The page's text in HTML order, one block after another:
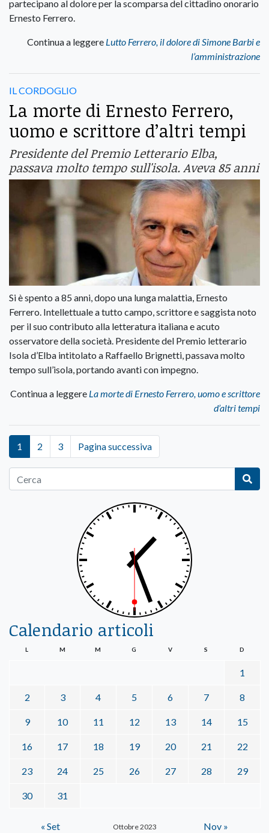
partecipano al dolore per la scomparsa del cittadino onorario
Ernesto Ferrero.
Continua a leggere Lutto Ferrero, il dolore di Simone Barbi e
l’amministrazione
IL CORDOGLIO
La morte di Ernesto Ferrero,
uomo e scrittore d’altri tempi
Presidente del Premio Letterario Elba,
passava molto tempo sull'isola. Aveva 85 anni
Si è spento a 85 anni, dopo una lunga malattia, Ernesto
Ferrero. Intellettuale a tutto campo, scrittore e saggista noto
per il suo contributo alla letteratura italiana e acuto
osservatore della società. Presidente del Premio letterario
Isola d’Elba intitolato a Raffaello Brignetti, passava molto
tempo sull’isola, portando avanti con impegno.
Continua a leggere La morte di Ernesto Ferrero, uomo e scrittore
d’altri tempi
1 2 3 Pagina successiva
Calendario articoli
Ottobre 2023
L M M G V S D
1
2 3 4 5 6 7 8
9 10 11 12 13 14 15
16 17 18 19 20 21 22
23 24 25 26 27 28 29
30 31
« Set Nov »